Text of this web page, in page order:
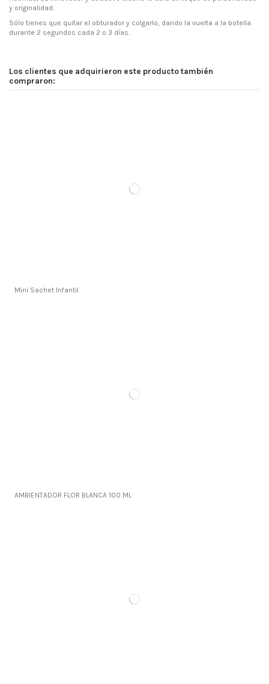
y originalidad.
Sólo tienes que quitar el obturador y colgarlo, dando la vuelta a la botella
durante 2 segundos cada 2 o 3 días.
Los clientes que adquirieron este producto también
compraron:
Mini Sachet Infantil
AMBIENTADOR FLOR BLANCA 100 ML